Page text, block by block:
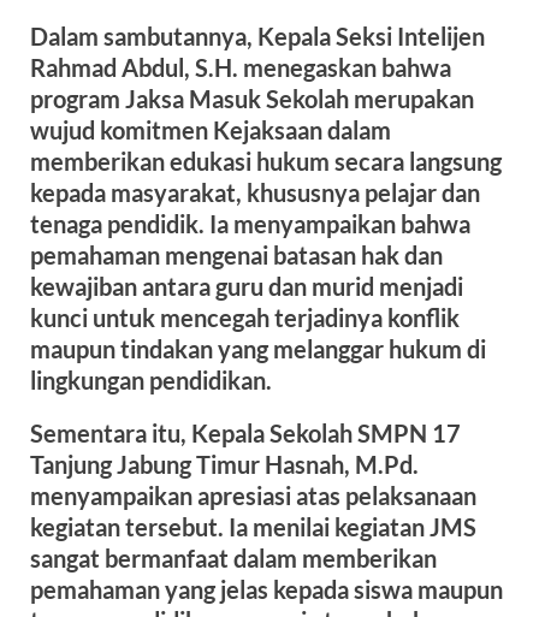
Dalam sambutannya, Kepala Seksi Intelijen
Rahmad Abdul, S.H. menegaskan bahwa
program Jaksa Masuk Sekolah merupakan
wujud komitmen Kejaksaan dalam
memberikan edukasi hukum secara langsung
kepada masyarakat, khususnya pelajar dan
tenaga pendidik. Ia menyampaikan bahwa
pemahaman mengenai batasan hak dan
kewajiban antara guru dan murid menjadi
kunci untuk mencegah terjadinya konflik
maupun tindakan yang melanggar hukum di
lingkungan pendidikan.
Sementara itu, Kepala Sekolah SMPN 17
Tanjung Jabung Timur Hasnah, M.Pd.
menyampaikan apresiasi atas pelaksanaan
kegiatan tersebut. Ia menilai kegiatan JMS
sangat bermanfaat dalam memberikan
pemahaman yang jelas kepada siswa maupun